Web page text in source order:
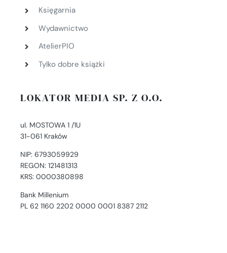
Księgarnia
Wydawnictwo
AtelierPIO
Tylko dobre książki
LOKATOR MEDIA SP. Z O.O.
ul. MOSTOWA 1 /1U
31-061 Kraków
NIP: 6793059929
REGON: 121481313
KRS: 0000380898
Bank Millenium
PL 62 1160 2202 0000 0001 8387 2112